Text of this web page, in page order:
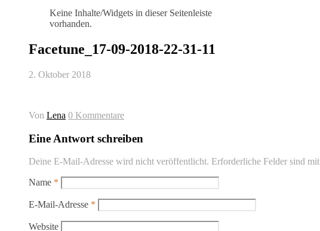
Keine Inhalte/Widgets in dieser Seitenleiste
vorhanden.
Facetune_17-09-2018-22-31-11
2. Oktober 2018
Von Lena 0 Kommentare
Eine Antwort schreiben
Deine E-Mail-Adresse wird nicht veröffentlicht. Erforderliche Felder sind mit
Name *
E-Mail-Adresse *
Website